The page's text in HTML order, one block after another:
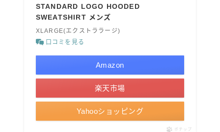
STANDARD LOGO HOODED
SWEATSHIRT メンズ
XLARGE(エクストララージ)
口コミを見る
Amazon
楽天市場
Yahooショッピング
ポチップ